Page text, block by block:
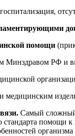
помощи
Минздравом РФ и
медицинским
Самый сложный
помощи к
организма